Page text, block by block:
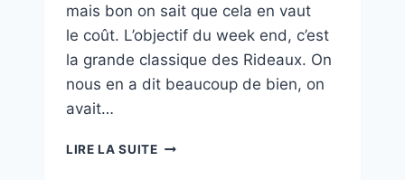
mais bon on sait que cela en vaut
le coût. L’objectif du week end, c’est
la grande classique des Rideaux. On
nous en a dit beaucoup de bien, on
avait…
LIRE LA SUITELES